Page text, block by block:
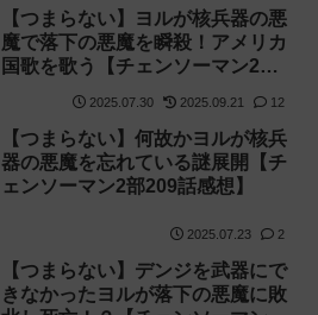
【つまらない】ヨルが核兵器の悪
魔で落下の悪魔を瞬殺！アメリカ
国歌を歌う【チェンソーマン2部
2025.07.30 2025.09.21 12
【つまらない】何故かヨルが核兵
器の悪魔を忘れている謎展開【チ
ェンソーマン2部209話感想】
2025.07.23 2
【つまらない】デンジを武器にで
きなかったヨルが落下の悪魔に敗